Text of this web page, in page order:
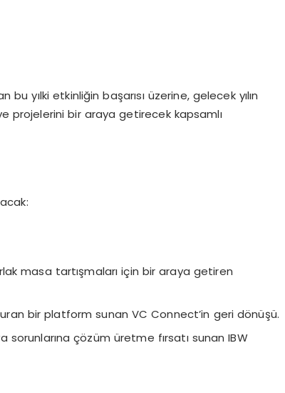
yılki etkinliğin başarısı üzerine, gelecek yılın
projelerini bir araya getirecek kapsamlı
masa tartışmaları için bir araya getiren
bir platform sunan VC Connect’in geri dönüşü.
çözüm üretme fırsatı sunan IBW